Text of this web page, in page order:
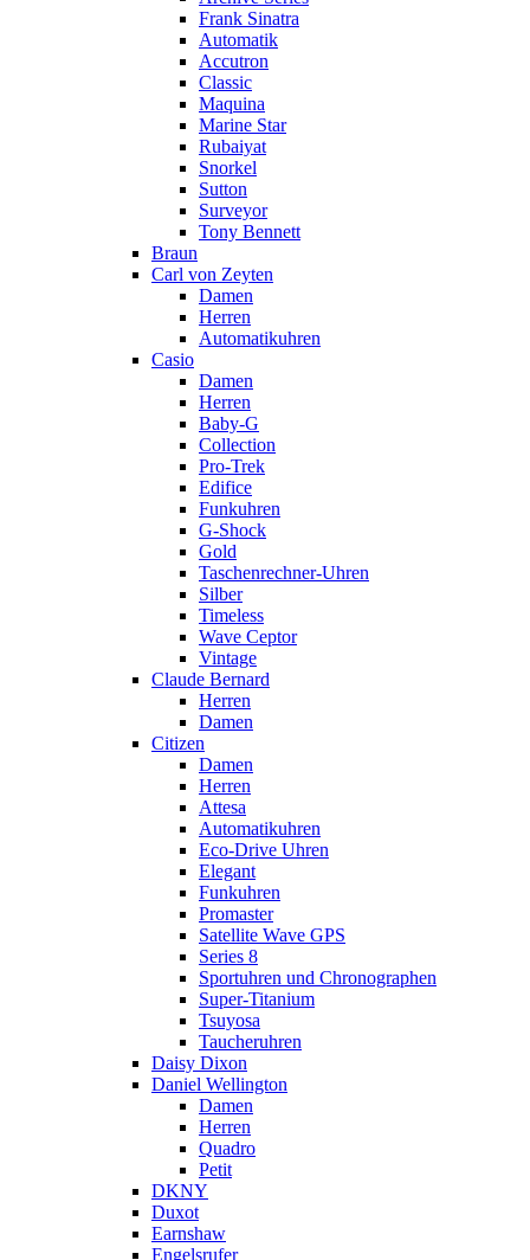
Frank Sinatra
Automatik
Accutron
Classic
Maquina
Marine Star
Rubaiyat
Snorkel
Sutton
Surveyor
Tony Bennett
Braun
Carl von Zeyten
Damen
Herren
Automatikuhren
Casio
Damen
Herren
Baby-G
Collection
Pro-Trek
Edifice
Funkuhren
G-Shock
Gold
Taschenrechner-Uhren
Silber
Timeless
Wave Ceptor
Vintage
Claude Bernard
Herren
Damen
Citizen
Damen
Herren
Attesa
Automatikuhren
Eco-Drive Uhren
Elegant
Funkuhren
Promaster
Satellite Wave GPS
Series 8
Sportuhren und Chronographen
Super-Titanium
Tsuyosa
Taucheruhren
Daisy Dixon
Daniel Wellington
Damen
Herren
Quadro
Petit
DKNY
Duxot
Earnshaw
Engelsrufer